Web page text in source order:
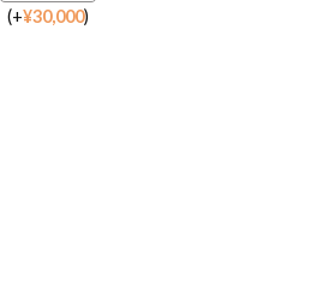
(+¥30,000)